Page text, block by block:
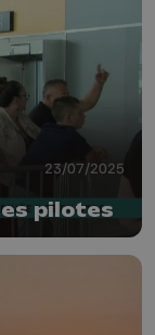
23/07/2025
pilotes